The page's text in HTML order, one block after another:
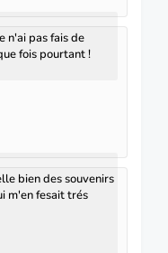
n'ai pas fais de
fois pourtant !
bien des souvenirs
m'en fesait trés